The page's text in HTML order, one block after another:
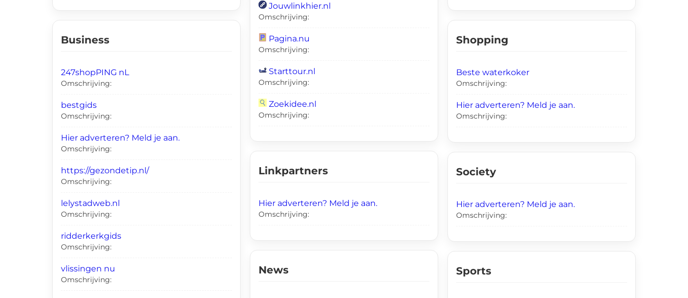
Business
247shopPING nL
Omschrijving:
bestgids
Omschrijving:
Hier adverteren? Meld je aan.
Omschrijving:
https://gezondetip.nl/
Omschrijving:
lelystadweb.nl
Omschrijving:
ridderkerkgids
Omschrijving:
vlissingen nu
Omschrijving:
Jouwlinkhier.nl
Omschrijving:
Pagina.nu
Omschrijving:
Starttour.nl
Omschrijving:
Zoekidee.nl
Omschrijving:
Linkpartners
Hier adverteren? Meld je aan.
Omschrijving:
News
Shopping
Beste waterkoker
Omschrijving:
Hier adverteren? Meld je aan.
Omschrijving:
Society
Hier adverteren? Meld je aan.
Omschrijving:
Sports